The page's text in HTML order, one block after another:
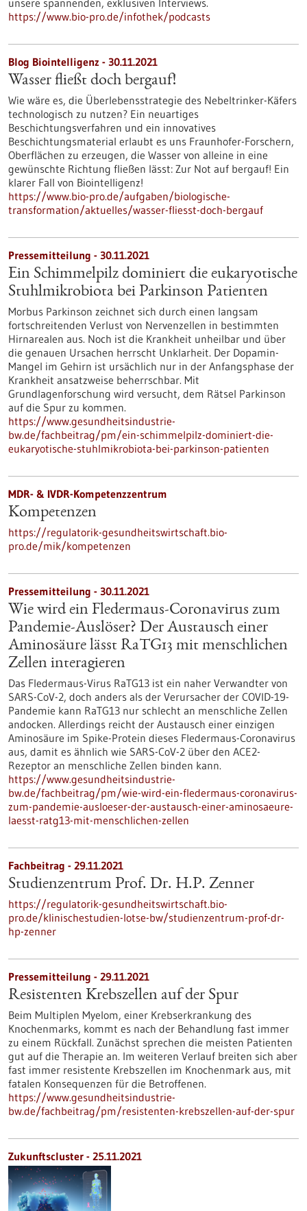
unsere spannenden, exklusiven Interviews.
https://www.bio-pro.de/infothek/podcasts
Blog Biointelligenz - 30.11.2021
Wasser fließt doch bergauf!
Wie wäre es, die Überlebensstrategie des Nebeltrinker-Käfers
technologisch zu nutzen? Ein neuartiges
Beschichtungsverfahren und ein innovatives
Beschichtungsmaterial erlaubt es uns Fraunhofer-Forschern,
Oberflächen zu erzeugen, die Wasser von alleine in eine
gewünschte Richtung fließen lässt: Zur Not auf bergauf! Ein
klarer Fall von Biointelligenz!
https://www.bio-pro.de/aufgaben/biologische-
transformation/aktuelles/wasser-fliesst-doch-bergauf
Pressemitteilung - 30.11.2021
Ein Schimmelpilz dominiert die eukaryotische
Stuhlmikrobiota bei Parkinson Patienten
Morbus Parkinson zeichnet sich durch einen langsam
fortschreitenden Verlust von Nervenzellen in bestimmten
Hirnarealen aus. Noch ist die Krankheit unheilbar und über
die genauen Ursachen herrscht Unklarheit. Der Dopamin-
Mangel im Gehirn ist ursächlich nur in der Anfangsphase der
Krankheit ansatzweise beherrschbar. Mit
Grundlagenforschung wird versucht, dem Rätsel Parkinson
auf die Spur zu kommen.
https://www.gesundheitsindustrie-
bw.de/fachbeitrag/pm/ein-schimmelpilz-dominiert-die-
eukaryotische-stuhlmikrobiota-bei-parkinson-patienten
MDR- & IVDR-Kompetenzzentrum
Kompetenzen
https://regulatorik-gesundheitswirtschaft.bio-
pro.de/mik/kompetenzen
Pressemitteilung - 30.11.2021
Wie wird ein Fledermaus-Coronavirus zum
Pandemie-Auslöser? Der Austausch einer
Aminosäure lässt RaTG13 mit menschlichen
Zellen interagieren
Das Fledermaus-Virus RaTG13 ist ein naher Verwandter von
SARS-CoV-2, doch anders als der Verursacher der COVID-19-
Pandemie kann RaTG13 nur schlecht an menschliche Zellen
andocken. Allerdings reicht der Austausch einer einzigen
Aminosäure im Spike-Protein dieses Fledermaus-Coronavirus
aus, damit es ähnlich wie SARS-CoV-2 über den ACE2-
Rezeptor an menschliche Zellen binden kann.
https://www.gesundheitsindustrie-
bw.de/fachbeitrag/pm/wie-wird-ein-fledermaus-coronavirus-
zum-pandemie-ausloeser-der-austausch-einer-aminosaeure-
laesst-ratg13-mit-menschlichen-zellen
Fachbeitrag - 29.11.2021
Studienzentrum Prof. Dr. H.P. Zenner
https://regulatorik-gesundheitswirtschaft.bio-
pro.de/klinischestudien-lotse-bw/studienzentrum-prof-dr-
hp-zenner
Pressemitteilung - 29.11.2021
Resistenten Krebszellen auf der Spur
Beim Multiplen Myelom, einer Krebserkrankung des
Knochenmarks, kommt es nach der Behandlung fast immer
zu einem Rückfall. Zunächst sprechen die meisten Patienten
gut auf die Therapie an. Im weiteren Verlauf breiten sich aber
fast immer resistente Krebszellen im Knochenmark aus, mit
fatalen Konsequenzen für die Betroffenen.
https://www.gesundheitsindustrie-
bw.de/fachbeitrag/pm/resistenten-krebszellen-auf-der-spur
Zukunftscluster - 25.11.2021